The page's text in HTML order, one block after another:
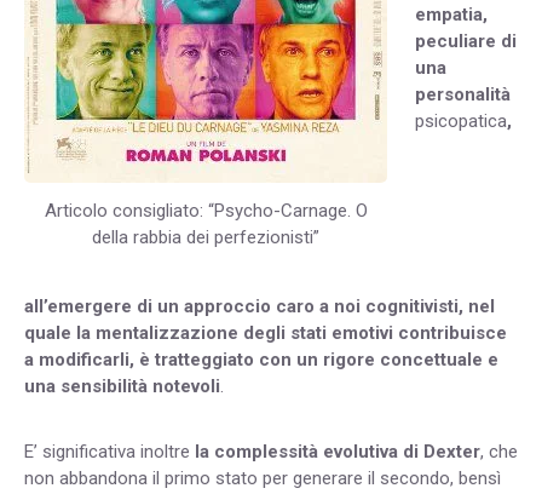
Articolo consigliato: “Psycho-Carnage. O
della rabbia dei perfezionisti”
empatia,
peculiare di
una
personalità
psicopatica,
all’emergere di un approccio caro a noi cognitivisti, nel
quale la mentalizzazione degli stati emotivi contribuisce
a modificarli, è tratteggiato con un rigore concettuale e
una sensibilità notevoli.
E’ significativa inoltre la complessità evolutiva di Dexter, che
non abbandona il primo stato per generare il secondo, bensì